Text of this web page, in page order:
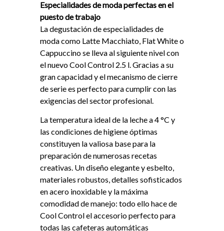
Especialidades de moda perfectas en el
puesto de trabajo
La degustación de especialidades de
moda como Latte Macchiato, Flat White o
Cappuccino se lleva al siguiente nivel con
el nuevo Cool Control 2.5 l. Gracias a su
gran capacidad y el mecanismo de cierre
de serie es perfecto para cumplir con las
exigencias del sector profesional.
La temperatura ideal de la leche a 4 °C y
las condiciones de higiene óptimas
constituyen la valiosa base para la
preparación de numerosas recetas
creativas. Un diseño elegante y esbelto,
materiales robustos, detalles sofisticados
en acero inoxidable y la máxima
comodidad de manejo: todo ello hace de
Cool Control el accesorio perfecto para
todas las cafeteras automáticas